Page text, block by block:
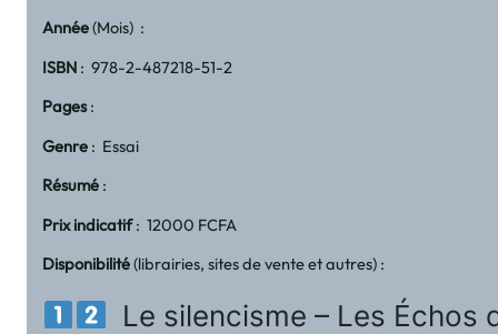
Année(Mois) :
ISBN : 978-2-487218-51-2
Pages:
Genre : Essai
Résumé :
Prix indicatif: 12000 FCFA
Disponibilité(librairies, sites de vente et autres) :
Le silencisme – Les Échos